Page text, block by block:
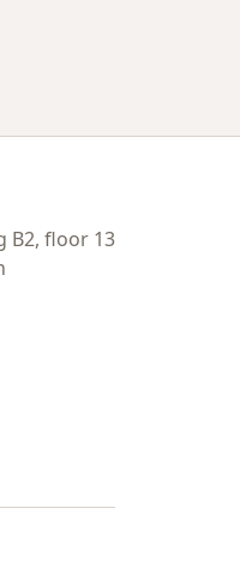
B2, floor 13
pestaña
una nueva pestaña